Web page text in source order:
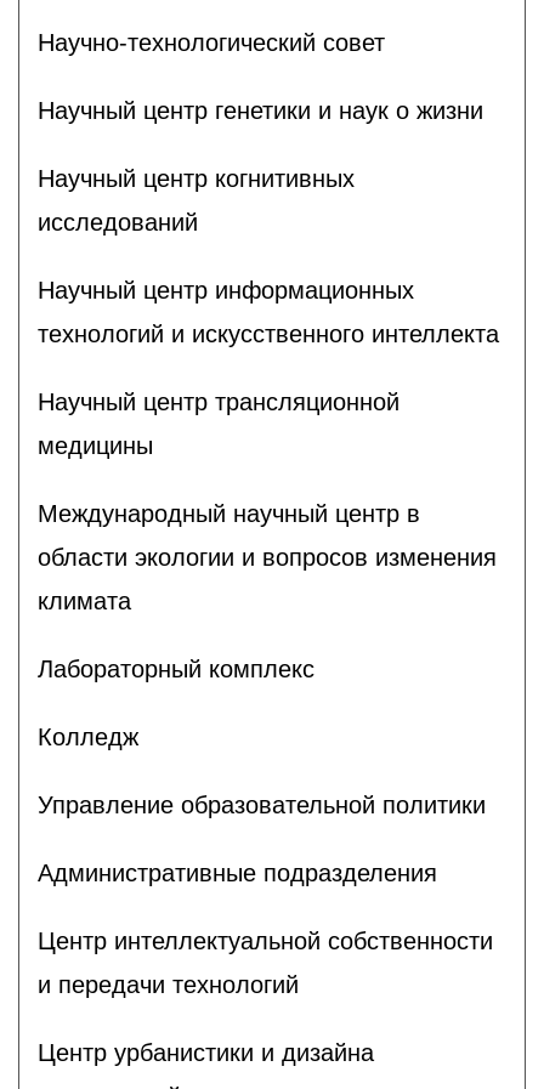
Научно-технологический совет
Научный центр генетики и наук о жизни
Научный центр когнитивных
исследований
Научный центр информационных
технологий и искусственного интеллекта
Научный центр трансляционной
медицины
Международный научный центр в
области экологии и вопросов изменения
климата
Лабораторный комплекс
Колледж
Управление образовательной политики
Административные подразделения
Центр интеллектуальной собственности
и передачи технологий
Центр урбанистики и дизайна